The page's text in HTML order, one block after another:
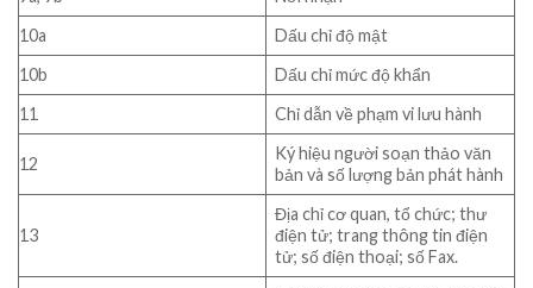
10a
Dấu chỉ độ mật
10b
Dấu chỉ mức độ khẩn
11
Chỉ dẫn về phạm vi lưu hành
12
Ký hiệu người soạn thảo văn
bản và số lượng bản phát hành
13
Địa chỉ cơ quan, tổ chức; thư
điện tử; trang thông tin điện
tử; số điện thoại; số Fax.